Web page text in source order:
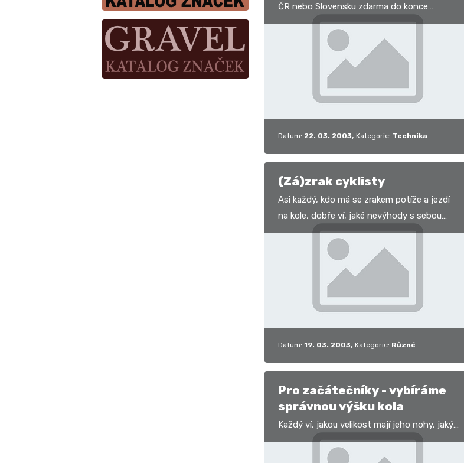
ČR nebo Slovensku zdarma do konce
letošního roku? Potom vám stačí maličkost.
Napište značku a…
Datum: 22. 03. 2003 Kategorie: Technika
(Zá)zrak cyklisty
Asi každý, kdo má se zrakem potíže a jezdí
na kole, dobře ví, jaké nevýhody s sebou
přináší používání dioptrických brýlí.
Pomineme-li…
Datum: 19. 03. 2003 Kategorie: Různé
Pro začátečníky - vybíráme
správnou výšku kola
Každý ví, jakou velikost mají jeho nohy, jaký
obvod hlava, či jaká je velikost jeho kalhot.
Předpokládejme tedy, že každý, kdo si